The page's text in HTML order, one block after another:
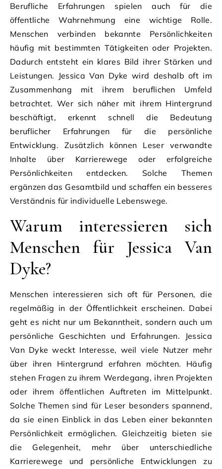
Berufliche Erfahrungen spielen auch für die
öffentliche Wahrnehmung eine wichtige Rolle.
Menschen verbinden bekannte Persönlichkeiten
häufig mit bestimmten Tätigkeiten oder Projekten.
Dadurch entsteht ein klares Bild ihrer Stärken und
Leistungen. Jessica Van Dyke wird deshalb oft im
Zusammenhang mit ihrem beruflichen Umfeld
betrachtet. Wer sich näher mit ihrem Hintergrund
beschäftigt, erkennt schnell die Bedeutung
beruflicher Erfahrungen für die persönliche
Entwicklung. Zusätzlich können Leser verwandte
Inhalte über Karrierewege oder erfolgreiche
Persönlichkeiten entdecken. Solche Themen
ergänzen das Gesamtbild und schaffen ein besseres
Verständnis für individuelle Lebenswege.
Warum interessieren sich
Menschen für Jessica Van
Dyke?
Menschen interessieren sich oft für Personen, die
regelmäßig in der Öffentlichkeit erscheinen. Dabei
geht es nicht nur um Bekanntheit, sondern auch um
persönliche Geschichten und Erfahrungen. Jessica
Van Dyke weckt Interesse, weil viele Nutzer mehr
über ihren Hintergrund erfahren möchten. Häufig
stehen Fragen zu ihrem Werdegang, ihren Projekten
oder ihrem öffentlichen Auftreten im Mittelpunkt.
Solche Themen sind für Leser besonders spannend,
da sie einen Einblick in das Leben einer bekannten
Persönlichkeit ermöglichen. Gleichzeitig bieten sie
die Gelegenheit, mehr über unterschiedliche
Karrierewege und persönliche Entwicklungen zu